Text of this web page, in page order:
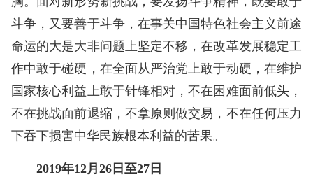
斗争，又要善于斗争，在事关中国特色社会主义前途
命运的大是大非问题上坚定不移，在改革发展稳定工
作中敢于碰硬，在全面从严治党上敢于动硬，在维护
国家核心利益上敢于针锋相对，不在困难面前低头，
不在挑战面前退缩，不拿原则做交易，不在任何压力
下吞下损害中华民族根本利益的苦果。
2019年12月26日至27日